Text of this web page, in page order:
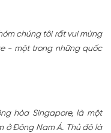
chúng tôi rất vui mừng
- một trong những quốc
hòa Singapore, là một
ở Đông Nam Á. Thủ đô là